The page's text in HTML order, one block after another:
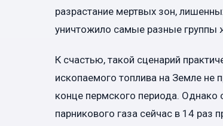
разрастание мертвых зон,
уничтожило самые разные группы
К счастью, такой сценарий
ископаемого топлива на Земле не
конце пермского периода. Однако
парникового газа сейчас в 14